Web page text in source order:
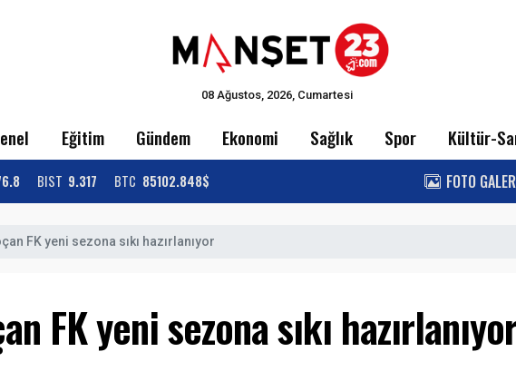
08 Ağustos, 2026, Cumartesi
Eğitim Gündem Ekonomi Sağlık Spor Kültür-
BIST 9.317 BTC 85102.848$ FOTO
FK yeni sezona sıkı hazırlanıyor
FK yeni sezona sıkı